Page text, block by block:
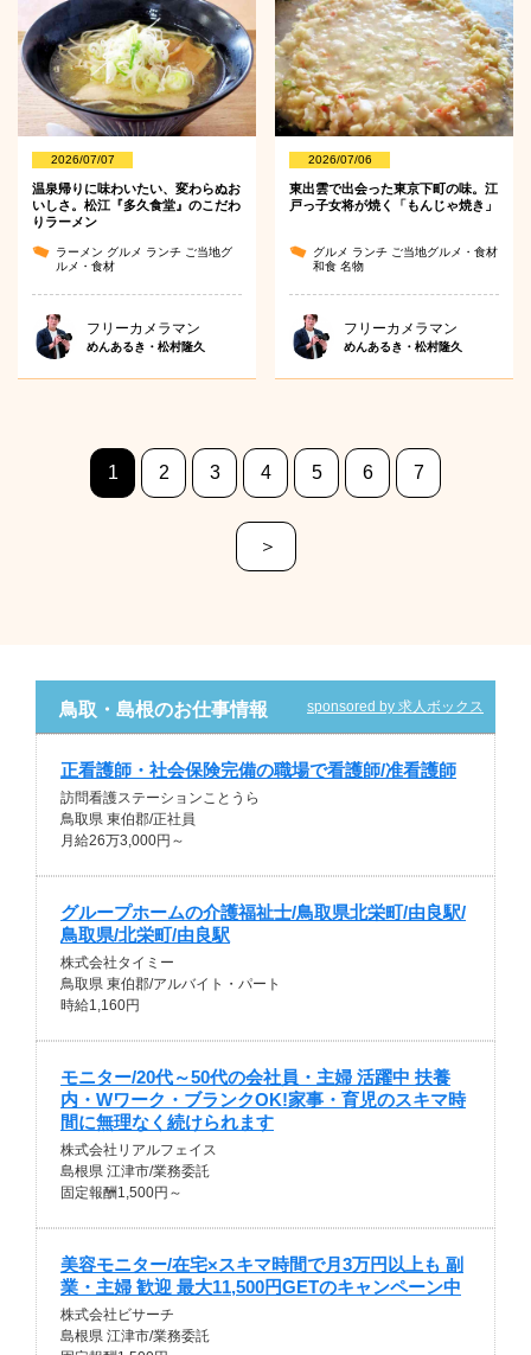
2026/07/07
温泉帰りに味わいたい、変わらぬお
いしさ。松江『多久食堂』のこだわ
りラーメン
ラーメン グルメ ランチ ご当地グ
ルメ・食材
フリーカメラマン
めんあるき・松村隆久
2026/07/06
東出雲で出会った東京下町の味。江
戸っ子女将が焼く「もんじゃ焼き」
グルメ ランチ ご当地グルメ・食材
和食名物
フリーカメラマン
めんあるき・松村隆久
1 2 3 4 5 6 7
＞
鳥取・島根のお仕事情報 sponsored by 求人ボックス
正看護師・社会保険完備の職場で看護師/准看護師
訪問看護ステーションことうら
鳥取県 東伯郡/正社員
月給26万3,000円～
グループホームの介護福祉士/鳥取県北栄町/由良駅/
鳥取県/北栄町/由良駅
株式会社タイミー
鳥取県 東伯郡/アルバイト・パート
時給1,160円
モニター/20代～50代の会社員・主婦 活躍中 扶養
内・Wワーク・ブランクOK!家事・育児のスキマ時
間に無理なく続けられます
株式会社リアルフェイス
島根県 江津市/業務委託
固定報酬1,500円～
美容モニター/在宅×スキマ時間で月3万円以上も 副
業・主婦 歓迎 最大11,500円GETのキャンペーン中
株式会社ビサーチ
島根県 江津市/業務委託